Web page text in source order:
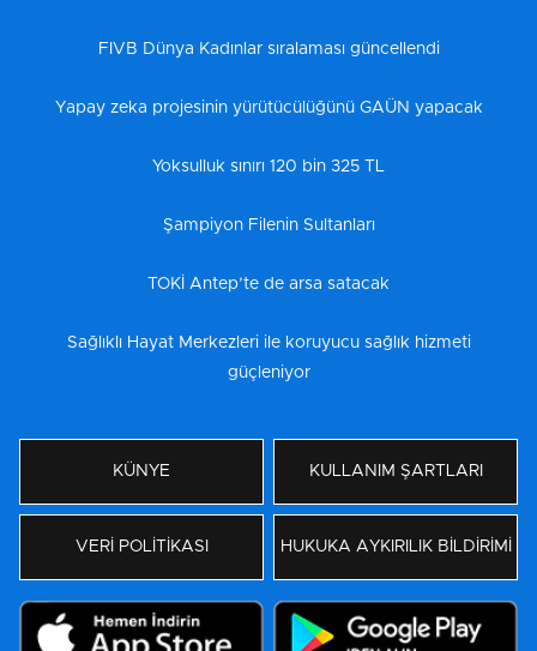
FIVB Dünya Kadınlar sıralaması güncellendi
Yapay zeka projesinin yürütücülüğünü GAÜN yapacak
Yoksulluk sınırı 120 bin 325 TL
Şampiyon Filenin Sultanları
TOKİ Antep’te de arsa satacak
Sağlıklı Hayat Merkezleri ile koruyucu sağlık hizmeti
güçleniyor
KÜNYE KULLANIM ŞARTLARI
VERİ POLİTİKASI HUKUKA AYKIRILIK BİLDİRİMİ